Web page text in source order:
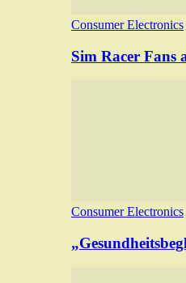
Consumer Electronics
Sim Racer Fans
Consumer Electronics